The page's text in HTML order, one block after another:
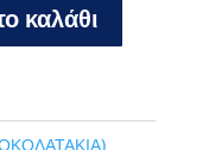
καλάθι